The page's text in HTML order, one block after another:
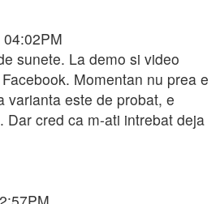
sunete. La demo si video
Momentan nu prea e
varianta este de probat, e
Dar cred ca m-ati intrebat deja